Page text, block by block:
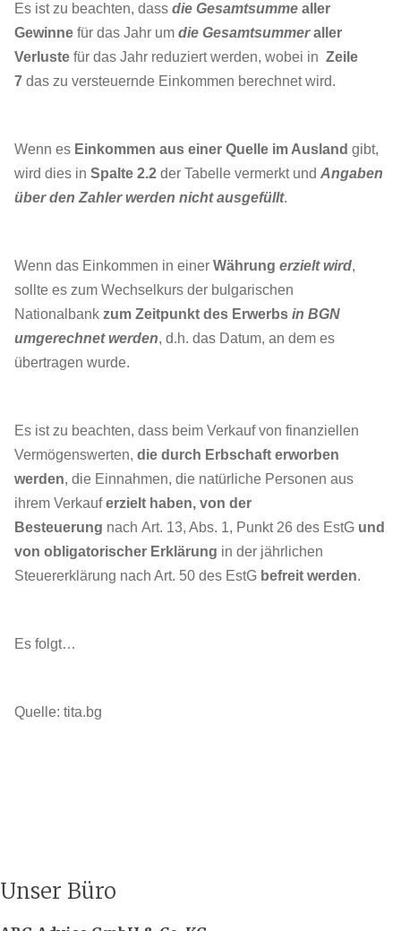
Es ist zu beachten, dass die Gesamtsumme aller
Gewinne für das Jahr um die Gesamtsummeraller
Verluste für das Jahr reduziert werden, wobei in Zeile
7 das zu versteuernde Einkommen berechnet wird.
Wenn es Einkommen aus einer Quelle im Ausland gibt,
wird dies in Spalte 2.2 der Tabelle vermerkt und Angaben
über den Zahler werden nicht ausgefüllt.
Wenn das Einkommen in einer Währung erzielt wird,
sollte es zum Wechselkurs der bulgarischen
Nationalbank zum Zeitpunkt des Erwerbs in BGN
umgerechnet werden, d.h. das Datum, an dem es
übertragen wurde.
Es ist zu beachten, dass beim Verkauf von finanziellen
Vermögenswerten, die durch Erbschaft erworben
werden, die Einnahmen, die natürliche Personen aus
ihrem Verkauferzielt haben, von der
Besteuerung nach Art. 13, Abs. 1, Punkt 26 des EstG und
von obligatorischer Erklärung in der jährlichen
Steuererklärung nach Art. 50 des EstG befreit werden.
Es folgt…
Quelle: tita.bg
Unser Büro